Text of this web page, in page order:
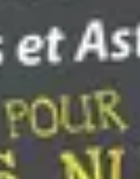
Pratiques
Techniques